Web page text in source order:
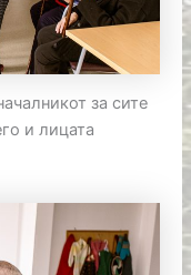
за сите
и лицата